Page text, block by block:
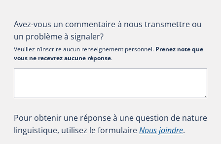
Avez-vous un commentaire à nous transmettre ou
un problème à signaler?
Veuillez n’inscrire aucun renseignement personnel. Prenez note que
vous ne recevrez aucune réponse.
Pour obtenir une réponse à une question de nature
linguistique, utilisez le formulaireNous joindre.